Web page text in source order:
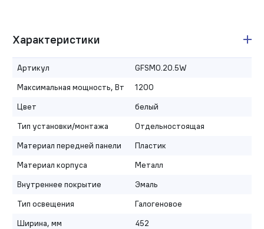
Характеристики
Артикул
GFSMO.20.5W
Максимальная мощность, Вт
1200
Цвет
белый
Тип установки/монтажа
Отдельностоящая
Материал передней панели
Пластик
Материал корпуса
Металл
Внутреннее покрытие
Эмаль
Тип освещения
Галогеновое
Ширина, мм
452